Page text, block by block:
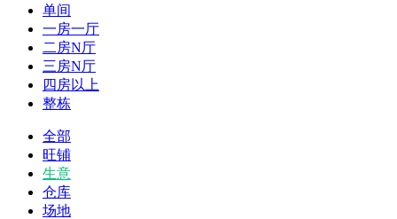
单间
一房一厅
二房N厅
三房N厅
四房以上
整栋
全部
旺铺
生意
仓库
场地